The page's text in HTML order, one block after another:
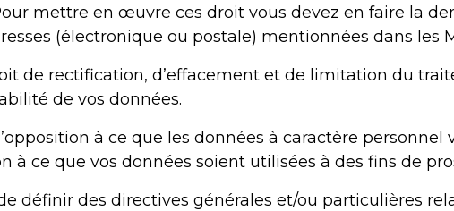
mettre en œuvre ces droit vous devez en faire la
(électronique ou postale) mentionnées dans les
de rectification, d’effacement et de limitation du
de vos données.
à ce que les données à caractère personnel
à ce que vos données soient utilisées à des fins de
définir des directives générales et/ou particulières